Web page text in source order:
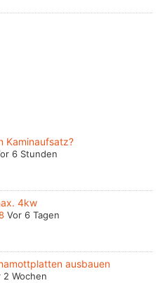
Kaminaufsatz?
6 Stunden
4kw
Vor 6 Tagen
ausbauen
2 Wochen